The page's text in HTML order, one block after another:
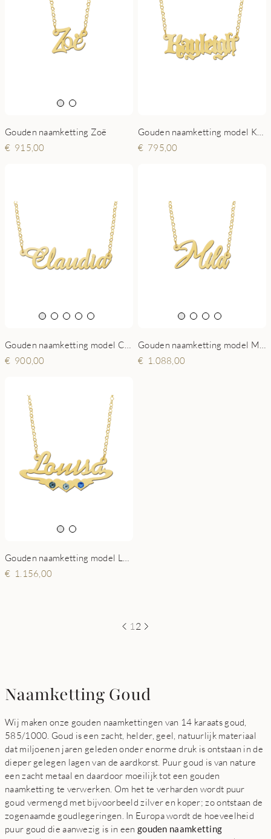
Gouden naamketting Zoë
915,00
795,00
900,00
1.088,00
1.156,00
1 2
Naamketting Goud
Wij maken onze gouden naamkettingen van 14 karaats goud,
585/1000. Goud is een zacht, helder, geel, natuurlijk materiaal
dat miljoenen jaren geleden onder enorme druk is ontstaan in de
dieper gelegen lagen van de aardkorst. Puur goud is van nature
een zacht metaal en daardoor moeilijk tot een gouden
naamketting te verwerken. Om het te verharden wordt puur
goud vermengd met bijvoorbeeld zilver en koper; zo ontstaan de
zogenaamde goudlegeringen. In Europa wordt de hoeveelheid
puur goud die aanwezig is in een gouden naamketting